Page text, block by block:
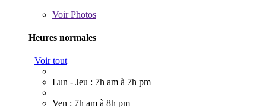
VoirPhotos
Heures normales
Voir tout
Lun - Jeu : 7h am à 7h pm
Ven : 7h am à 8h pm